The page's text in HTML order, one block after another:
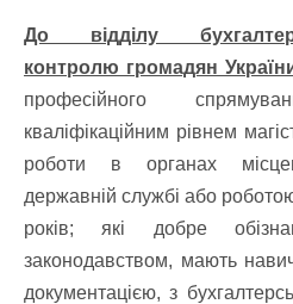
До відділу
контролю громадян
професійного
кваліфікаційним рівнем
роботи в органах
державній службі або
років; які добре
законодавством, мають
документацією, з